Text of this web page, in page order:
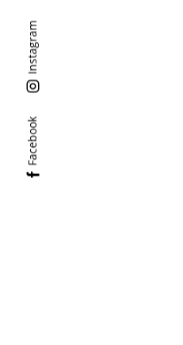
Facebook
Instagram